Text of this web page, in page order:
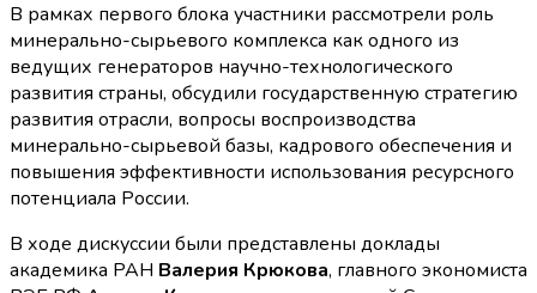
В рамках первого блока участники рассмотрели роль
минерально-сырьевого комплекса как одного из
ведущих генераторов научно-технологического
развития страны, обсудили государственную стратегию
развития отрасли, вопросы воспроизводства
минерально-сырьевой базы, кадрового обеспечения и
повышения эффективности использования ресурсного
потенциала России.
В ходе дискуссии были представлены доклады
академика РАН Валерия Крюкова, главного экономиста